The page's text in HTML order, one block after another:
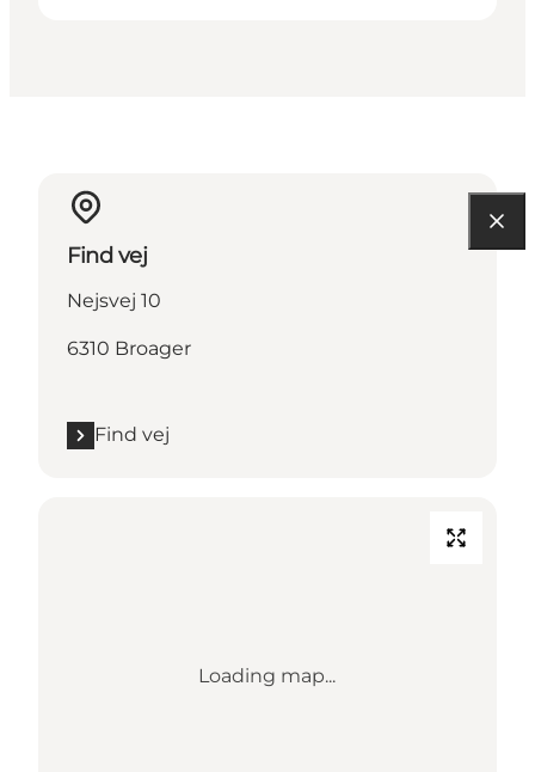
Find vej
Nejsvej 10
6310 Broager
Find vej
Loading map...